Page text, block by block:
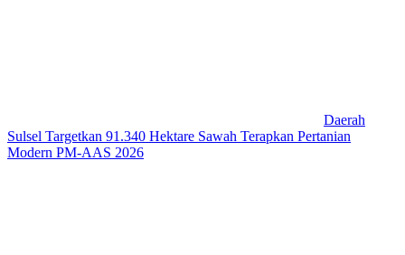
Daerah
Sulsel Targetkan 91.340 Hektare Sawah Terapkan Pertanian
Modern PM-AAS 2026